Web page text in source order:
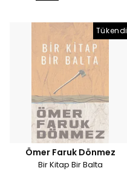
Tükendi
Ömer Faruk Dönmez
Bir Kitap Bir Balta